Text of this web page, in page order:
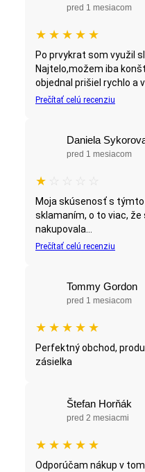
pred 1 mesiacom
★ ★ ★ ★ ★
Po prvykrat som využil
Najtelo,možem iba
objednal prišiel rychlo a
Prečítať celú recenziu
Daniela
pred 1 mesiacom
★ ☆ ☆ ☆ ☆
Moja skúsenosť s
sklamaním, o to viac,
nakupovala...
Prečítať celú recenziu
Tommy Gordon
pred 1 mesiacom
★ ★ ★ ★ ★
Perfektný obchod,
zásielka
Štefan Horňák
pred 2 mesiacmi
★ ★ ★ ★ ★
Odporúčam nákup v